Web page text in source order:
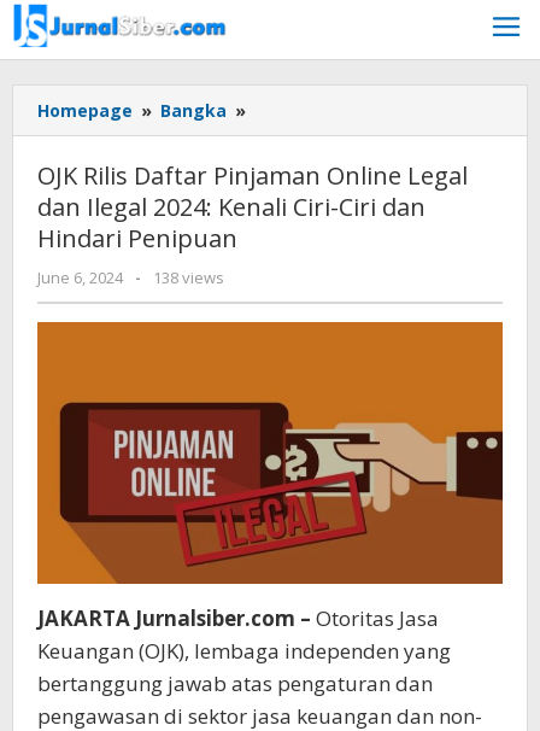
Skip
to
content
Homepage » Bangka »
Rilis
Pinjaman
Online
2024:
dan
Hindari
Penipuan
OJK Rilis Daftar Pinjaman Online Legal
dan Ilegal 2024: Kenali Ciri-Ciri dan
Hindari Penipuan
June 6, 2024
by
Jurnalsiber
- 138 views
JAKARTA Jurnalsiber.com – Otoritas Jasa
Keuangan (OJK), lembaga independen yang
bertanggung jawab atas pengaturan dan
pengawasan di sektor jasa keuangan dan non-